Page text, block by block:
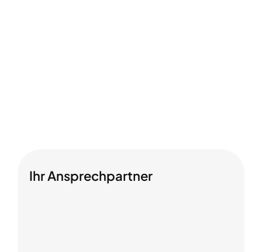
Ihr Ansprechpartner